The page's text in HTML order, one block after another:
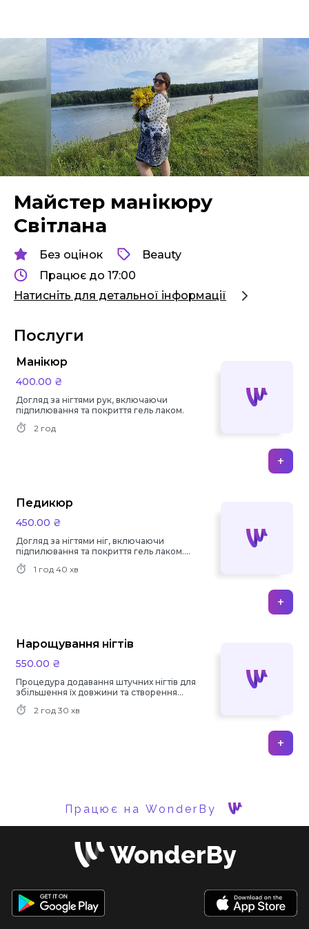
Майстер манікюру
Світлана
Без оцінок
Beauty
Працює до 17:00
Натисніть для детальної інформації
Послуги
Манікюр
400.00 ₴
Догляд за нігтями рук, включаючи
підпилювання та покриття гель лаком.
2 год
+
Педикюр
450.00 ₴
Догляд за нігтями ніг, включаючи
підпилювання та покриття гель лаком.
(без обробки стопи)
1 год 40 хв
+
Нарощування нігтів
550.00 ₴
Процедура додавання штучних нігтів для
збільшення їх довжини та створення
спеціального дизайну.
2 год 30 хв
+
Працює на WonderBy
WonderBy